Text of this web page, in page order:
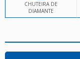
CHUTEIRA DE
DIAMANTE